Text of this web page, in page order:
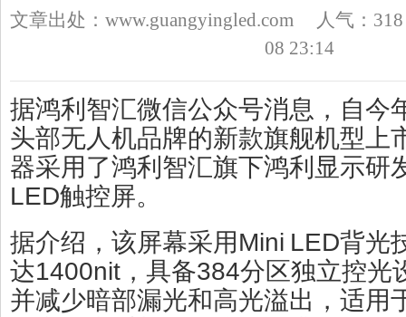
文章出处：www.guangyingled.com 人气： 318
08 23:14
据鸿利智汇微信公众号消息，自今
头部无人机品牌的新款旗舰机型上
器采用了鸿利智汇旗下鸿利显示研
LED触控屏。
据介绍，该屏幕采用Mini LED背光
达1400nit，具备384分区独立控光
并减少暗部漏光和高光溢出，适用